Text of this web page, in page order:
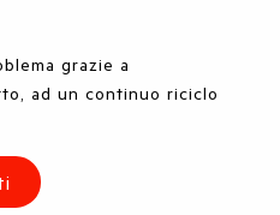
grazie a
ad un continuo riciclo